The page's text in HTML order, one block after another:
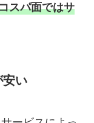
スパ面ではサ
安い